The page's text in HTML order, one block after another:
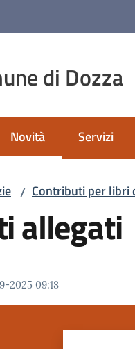
di Dozza
Novità
Menu selezionato
Servizi
/ Contributi per libri
allegati
2025 09:18